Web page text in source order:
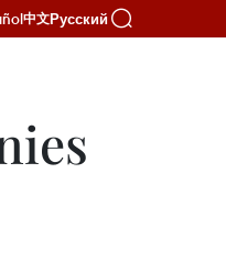
中文Русский